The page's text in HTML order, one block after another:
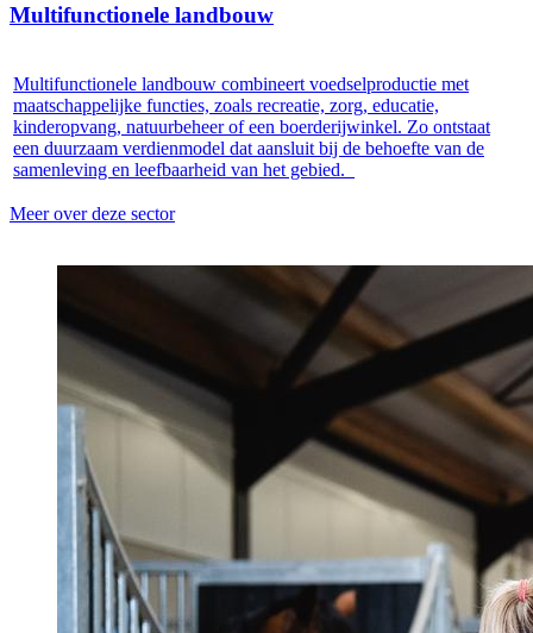
Multifunctionele landbouw
Multifunctionele landbouw combineert voedselproductie met
maatschappelijke functies, zoals recreatie, zorg, educatie,
kinderopvang, natuurbeheer of een boerderijwinkel. Zo ontstaat
een duurzaam verdienmodel dat aansluit bij de behoefte van de
samenleving en leefbaarheid van het gebied.
Meer over deze sector